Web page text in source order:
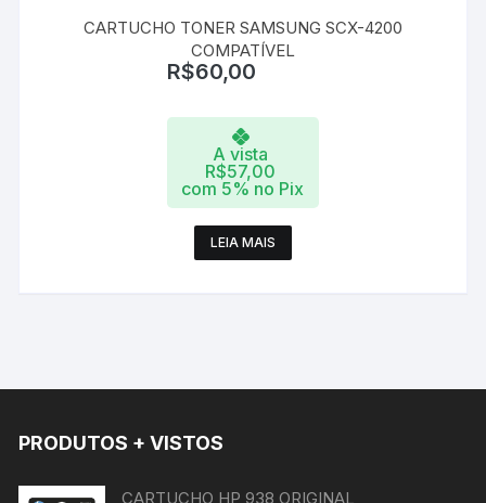
CARTUCHO TONER SAMSUNG SCX-4200
COMPATÍVEL
R$60,00
A vista
R$57,00
com 5% no Pix
LEIA MAIS
PRODUTOS + VISTOS
CARTUCHO HP 938 ORIGINAL